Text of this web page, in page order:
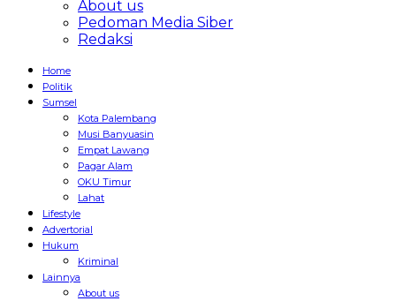
About us
Pedoman Media Siber
Redaksi
Home
Politik
Sumsel
Kota Palembang
Musi Banyuasin
Empat Lawang
Pagar Alam
OKU Timur
Lahat
Lifestyle
Advertorial
Hukum
Kriminal
Lainnya
About us